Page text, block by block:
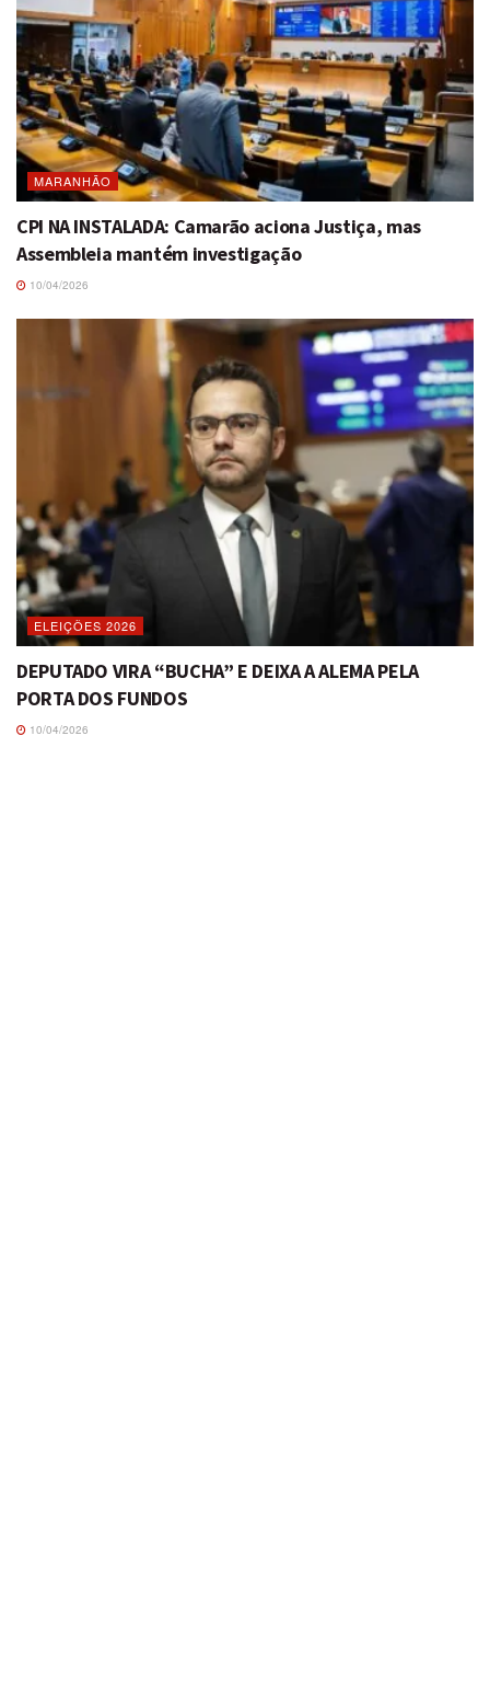
MARANHÃO
CPI NA INSTALADA: Camarão aciona Justiça, mas
Assembleia mantém investigação
10/04/2026
ELEIÇÕES 2026
DEPUTADO VIRA “BUCHA” E DEIXA A ALEMA PELA
PORTA DOS FUNDOS
10/04/2026